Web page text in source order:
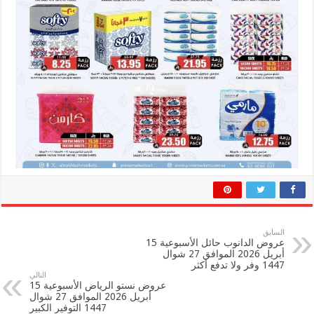
السابق
عروض الدانوب حائل الأسبوعية 15
أبريل 2026 الموافق 27 شوال
1447 وفر ولا تدفع أكثر
التالي
عروض نستو الرياض الأسبوعية 15
أبريل 2026 الموافق 27 شوال
1447 التوفير الكبير